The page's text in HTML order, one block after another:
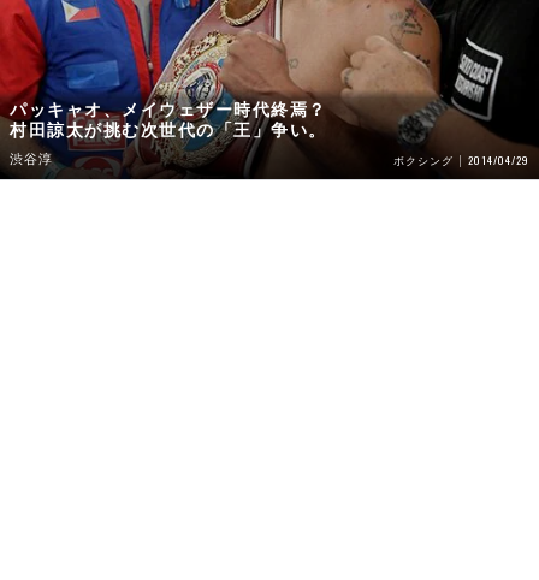
パッキャオ、メイウェザー時代終焉？
村田諒太が挑む次世代の「王」争い。
渋谷淳 ボクシング 2014/04/29